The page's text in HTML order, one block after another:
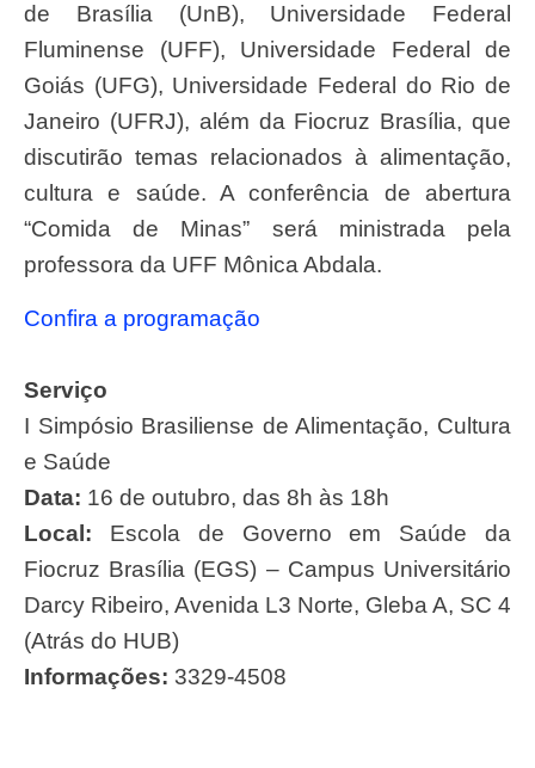
de Brasília (UnB), Universidade Federal
Fluminense (UFF), Universidade Federal de
Goiás (UFG), Universidade Federal do Rio de
Janeiro (UFRJ), além da Fiocruz Brasília, que
discutirão temas relacionados à alimentação,
cultura e saúde. A conferência de abertura
“Comida de Minas” será ministrada pela
professora da UFF Mônica Abdala.
Confira a programação
Serviço
I Simpósio Brasiliense de Alimentação, Cultura
e Saúde
Data: 16 de outubro, das 8h às 18h
Local: Escola de Governo em Saúde da
Fiocruz Brasília (EGS) – Campus Universitário
Darcy Ribeiro, Avenida L3 Norte, Gleba A, SC 4
(Atrás do HUB)
Informações: 3329-4508